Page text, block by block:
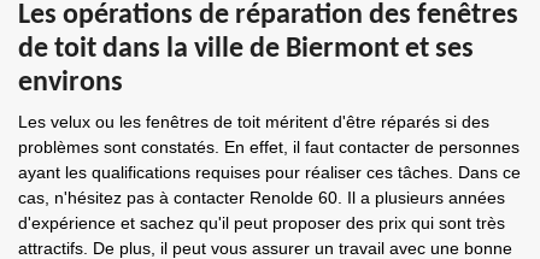
Les opérations de réparation des fenêtres
de toit dans la ville de Biermont et ses
environs
Les velux ou les fenêtres de toit méritent d'être réparés si des
problèmes sont constatés. En effet, il faut contacter de personnes
ayant les qualifications requises pour réaliser ces tâches. Dans ce
cas, n'hésitez pas à contacter Renolde 60. Il a plusieurs années
d'expérience et sachez qu'il peut proposer des prix qui sont très
attractifs. De plus, il peut vous assurer un travail avec une bonne